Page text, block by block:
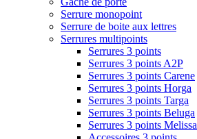
Serrure monopoint
Serrure de boite aux lettres
Serrures multipoints
Serrures 3 points
Serrures 3 points A2P
Serrures 3 points Carene
Serrures 3 points Horga
Serrures 3 points Targa
Serrures 3 points Beluga
Serrures 3 points Melissa